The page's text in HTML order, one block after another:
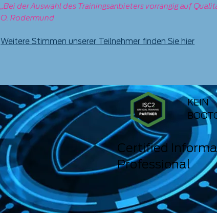
„Bei der Auswahl des Trainingsanbieters vorrangig auf
O. Rodermund
Weitere Stimmen unserer Teilnehmer finden Sie hier
KEIN
Certified
Professional